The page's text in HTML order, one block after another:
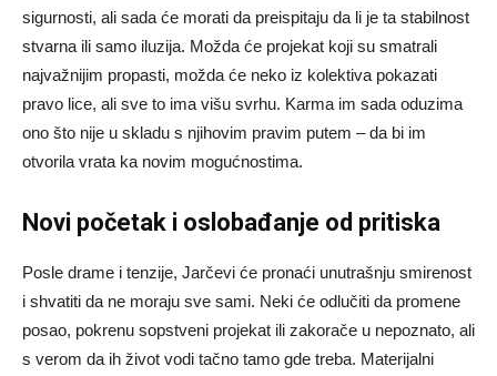
sigurnosti, ali sada će morati da preispitaju da li je ta stabilnost
stvarna ili samo iluzija. Možda će projekat koji su smatrali
najvažnijim propasti, možda će neko iz kolektiva pokazati
pravo lice, ali sve to ima višu svrhu. Karma im sada oduzima
ono što nije u skladu s njihovim pravim putem – da bi im
otvorila vrata ka novim mogućnostima.
Novi početak i oslobađanje od pritiska
Posle drame i tenzije, Jarčevi će pronaći unutrašnju smirenost
i shvatiti da ne moraju sve sami. Neki će odlučiti da promene
posao, pokrenu sopstveni projekat ili zakorače u nepoznato, ali
s verom da ih život vodi tačno tamo gde treba. Materijalni